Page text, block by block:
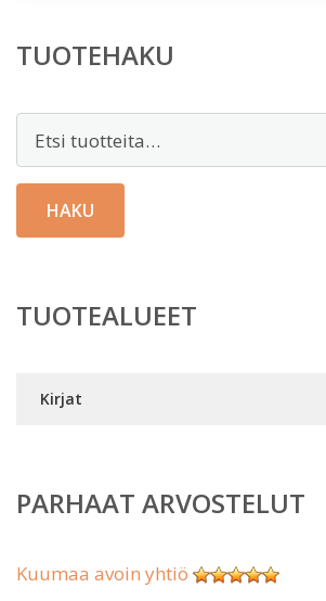
TUOTEHAKU
HAKU
TUOTEALUEET
Kirjat
PARHAAT ARVOSTELUT
Kuumaa avoin yhtiö